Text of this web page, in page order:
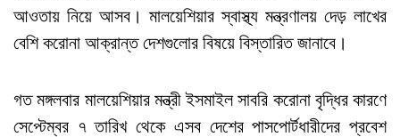
আওতায় নিয়ে আসব। মালয়েশিয়ার স্বাস্থ্য মন্ত্রণালয় দেড় লাখের
বেশি করোনা আক্রান্ত দেশগুলোর বিষয়ে বিস্তারিত জানাবে।
গত মঙ্গলবার মালয়েশিয়ার মন্ত্রী ইসমাইল সাবরি করোনা বৃদ্ধির কারণে
সেপ্টেম্বর ৭ তারিখ থেকে এসব দেশের পাসপোর্টধারীদের প্রবেশ